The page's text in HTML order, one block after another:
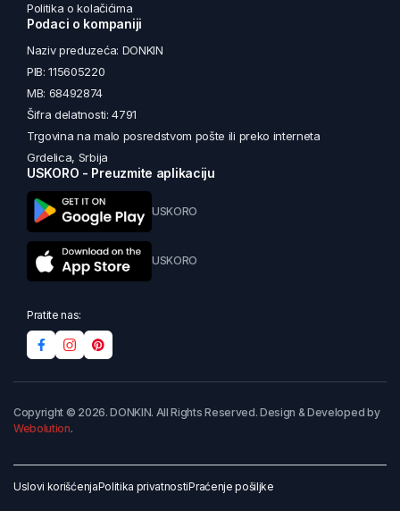
Politika o kolačićima
Podaci o kompaniji
Naziv preduzeća: DONKIN
PIB: 115605220
MB: 68492874
Šifra delatnosti: 4791
Trgovina na malo posredstvom pošte ili preko interneta
Grdelica, Srbija
USKORO - Preuzmite aplikaciju
USKORO
USKORO
Pratite nas:
Copyright © 2026. DONKIN. All Rights Reserved. Design & Developed by
Webolution.
Uslovi korišćenjaPolitika privatnostiPraćenje pošiljke